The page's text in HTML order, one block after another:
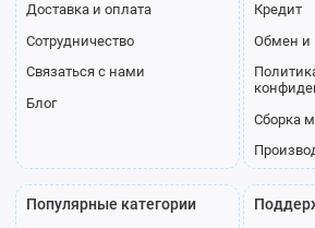
Доставка и оплата
Сотрудничество
Связаться с нами
Блог
Кредит
Обмен и
Сборка
Популярные категории